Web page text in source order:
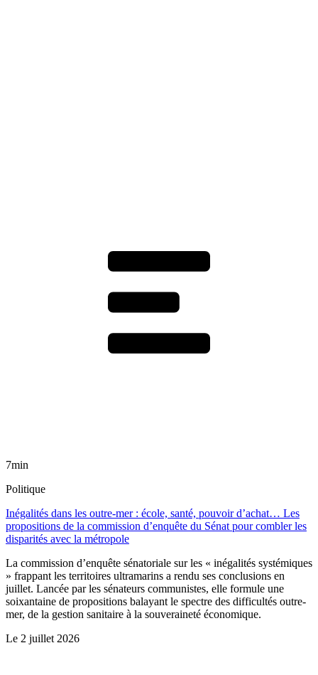
7min
Politique
Inégalités dans les outre-mer : école, santé, pouvoir d’achat… Les
propositions de la commission d’enquête du Sénat pour combler les
disparités avec la métropole
La commission d’enquête sénatoriale sur les « inégalités systémiques
» frappant les territoires ultramarins a rendu ses conclusions en
juillet. Lancée par les sénateurs communistes, elle formule une
soixantaine de propositions balayant le spectre des difficultés outre-
mer, de la gestion sanitaire à la souveraineté économique.
Le 2 juillet 2026